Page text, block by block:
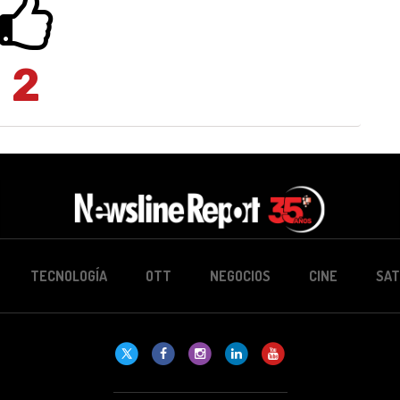
2
TECNOLOGÍA OTT NEGOCIOS CINE